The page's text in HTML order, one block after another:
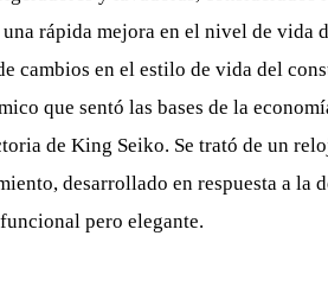
rápida mejora en el nivel de vida
cambios en el estilo de vida del
que sentó las bases de la
de King Seiko. Se trató de un
desarrollado en respuesta a la
pero elegante.